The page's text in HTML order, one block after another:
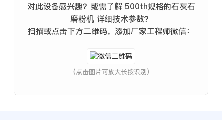
对此设备感兴趣？或需了解 500th规格的石灰石
磨粉机 详细技术参数？
扫描或点击下方二维码，添加厂家工程师微信：
(点击图片可放大长按识别)